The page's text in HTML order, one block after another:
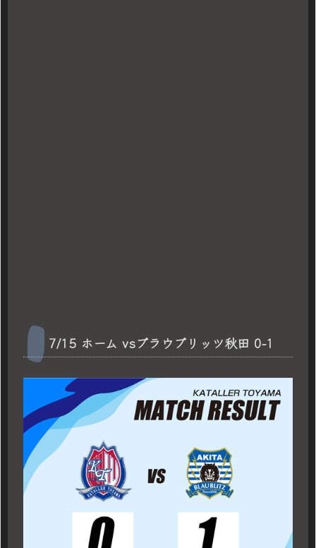
7/15 ホーム vsブラウブリッツ秋田 0-1